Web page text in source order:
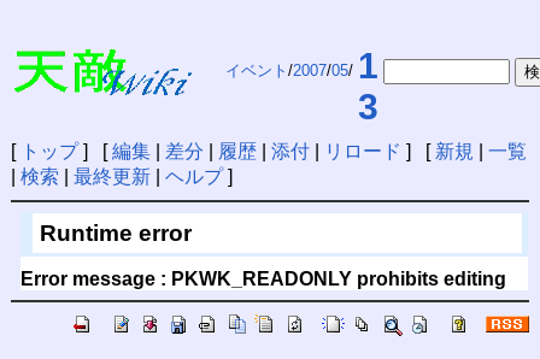
イベント /2007/05/ 1
3
[ トップ] [編集| 差分 履歴| 添付| リロード ] [ 新規
一覧
検索 最終更新| ヘルプ]
Runtime error
Error message : PKWK_READONLY prohibits editing